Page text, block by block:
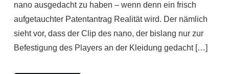
nano ausgedacht zu haben – wenn denn ein frisch
aufgetauchter Patentantrag Realität wird. Der nämlich
sieht vor, dass der Clip des nano, der bislang nur zur
Befestigung des Players an der Kleidung gedacht […]